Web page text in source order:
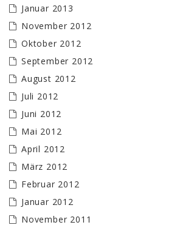
Januar 2013
November 2012
Oktober 2012
September 2012
August 2012
Juli 2012
Juni 2012
Mai 2012
April 2012
März 2012
Februar 2012
Januar 2012
November 2011